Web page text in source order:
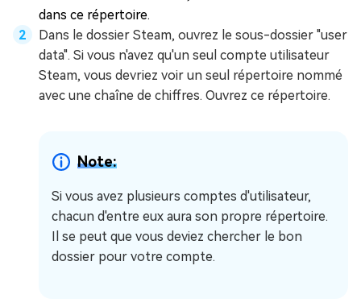
dans ce répertoire.
Dans le dossier Steam, ouvrez le sous-dossier "user
data". Si vous n'avez qu'un seul compte utilisateur
Steam, vous devriez voir un seul répertoire nommé
avec une chaîne de chiffres. Ouvrez ce répertoire.
Note:
Si vous avez plusieurs comptes d'utilisateur,
chacun d'entre eux aura son propre répertoire.
Il se peut que vous deviez chercher le bon
dossier pour votre compte.